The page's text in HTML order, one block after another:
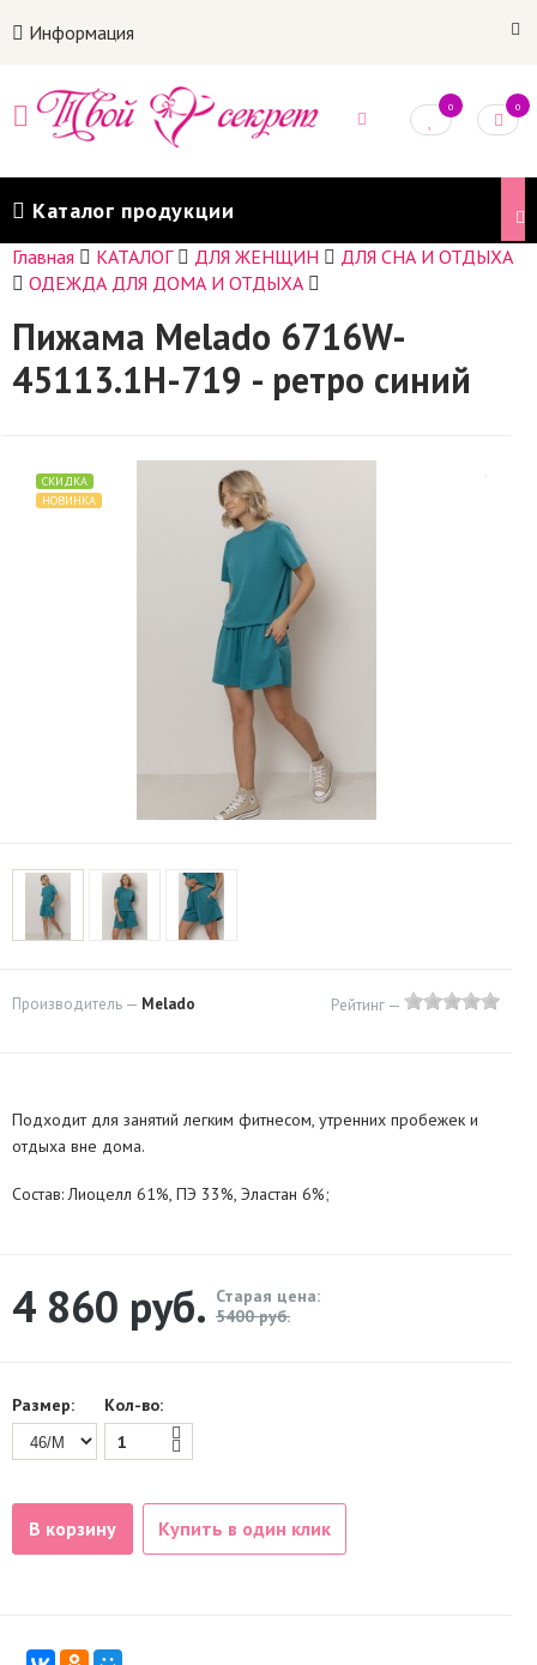
Информация
0 0
Каталог продукции
Главная КАТАЛОГ ДЛЯ ЖЕНЩИН
ДЛЯ СНА И ОТДЫХА
ОДЕЖДА ДЛЯ ДОМА И ОТДЫХА
Пижама Melado 6716W-
45113.1H-719 - ретро синий
СКИДКА
НОВИНКА
Производитель — Melado Рейтинг —
Подходит для занятий легким фитнесом, утренних пробежек и
отдыха вне дома.
Состав: Лиоцелл 61%, ПЭ 33%, Эластан 6%;
4 860 руб. Старая цена:
5400 руб.
Размер: Кол-во:
В корзину Купить в один клик